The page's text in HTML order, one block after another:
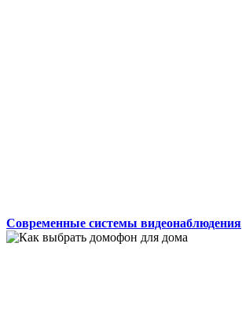
Современные системы видеонаблюдения